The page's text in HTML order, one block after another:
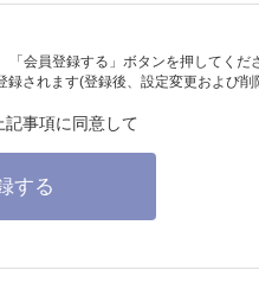
「会員登録する」ボタンを押してくだ
録されます(登録後、設定変更および
事項に同意して
する